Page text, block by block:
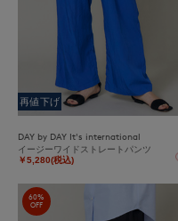
再値下げ
DAY by DAY It's international
イージーワイドストレートパンツ
￥5,280(税込)
60%
OFF